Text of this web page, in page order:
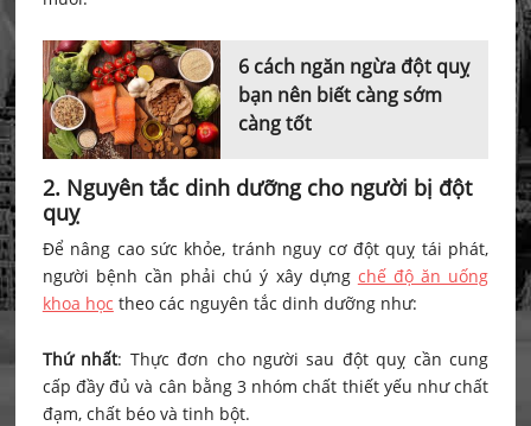
6 cách ngăn ngừa đột quỵ
bạn nên biết càng sớm
càng tốt
2. Nguyên tắc dinh dưỡng cho người bị đột
quỵ
Để nâng cao sức khỏe, tránh nguy cơ đột quỵ tái phát,
người bệnh cần phải chú ý xây dựng chế độ ăn uống
khoa học theo các nguyên tắc dinh dưỡng như:
Thứ nhất: Thực đơn cho người sau đột quỵ cần cung
cấp đầy đủ và cân bằng 3 nhóm chất thiết yếu như chất
đạm, chất béo và tinh bột.